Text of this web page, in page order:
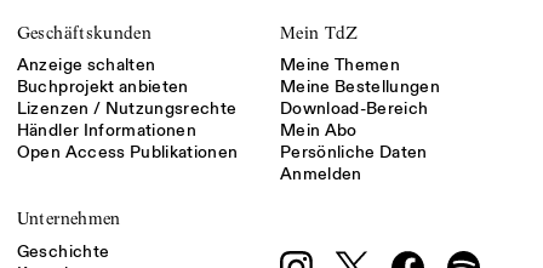
Geschäftskunden
Anzeige schalten
Buchprojekt anbieten
Lizenzen / Nutzungsrechte
Händler Informationen
Open Access Publikationen
Mein TdZ
Meine Themen
Meine Bestellungen
Download-Bereich
Mein Abo
Persönliche Daten
Anmelden
Unternehmen
Geschichte